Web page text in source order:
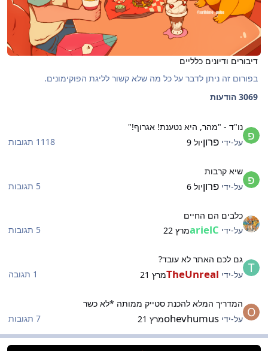
דיבורים ודיונים כלליים
בפורום זה ניתן לדבר על כל מה שלא קשור לליגת הפוקימונים.
3069 הודעות
נו"ד - "מהר, היא נטענת! אגרוף!"
על-ידי פרוןיול 9
1118 תגובות
שיא קרבות
על-ידי פרוןיול 6
5 תגובות
כלבים הם החיים
על-ידי arielCמרץ 22
5 תגובות
גם לכם האתר לא עובד?
על-ידי TheUnrealמרץ 21
1 תגובה
המדריך המלא להכנת סטייק ממותה *לא כשר
על-ידי ohevhumusמרץ 21 7 תגובות
אנימה ומנגה